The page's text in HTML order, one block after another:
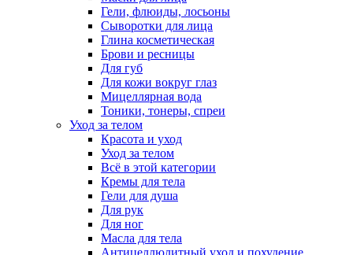
Гели, флюиды, лосьоны
Сыворотки для лица
Глина косметическая
Брови и ресницы
Для губ
Для кожи вокруг глаз
Мицеллярная вода
Тоники, тонеры, спреи
Уход за телом
Красота и уход
Уход за телом
Всё в этой категории
Кремы для тела
Гели для душа
Для рук
Для ног
Масла для тела
Антицеллюлитный уход и похудение